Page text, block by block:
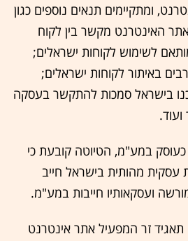
ומתקיימים תנאים נוספים כגון
האינטרנט מקשר בין לקוח
לשימוש לקוחות ישראלים;
באיתור לקוחות ישראלים;
בישראל סמכות להתקשר בעסקה
במע"מ, הטיוטה קובעת כי
עסקית מהותית בישראל חייב
ועסקאותיו חייבות במע"מ.
זר המפעיל אתר אינטרנט